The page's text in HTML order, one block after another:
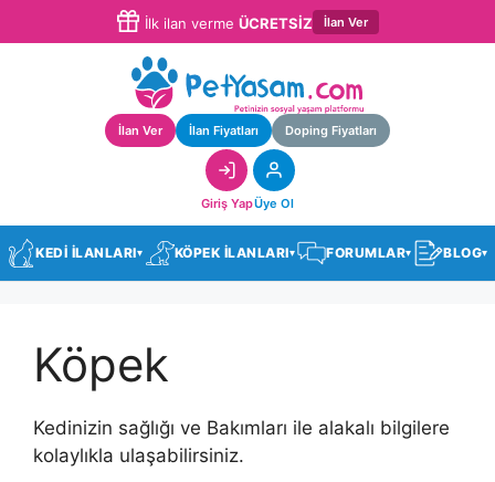
İlk ilan verme ÜCRETSİZ İlan Ver
İlan Ver İlan Fiyatları Doping Fiyatları
Giriş YapÜye Ol
KEDİ İLANLARI▾ KÖPEK İLANLARI▾ FORUMLAR▾ BLOG▾
Köpek
Kedinizin sağlığı ve Bakımları ile alakalı bilgilere
kolaylıkla ulaşabilirsiniz.